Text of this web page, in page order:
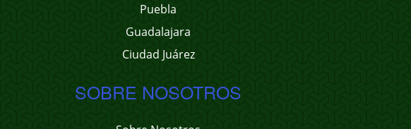
Puebla
Guadalajara
Ciudad Juárez
SOBRE NOSOTROS